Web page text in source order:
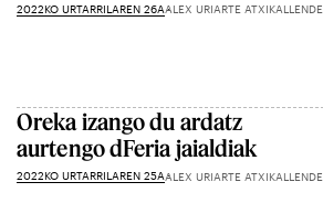
2022KO URTARRILAREN 26AALEX URIARTE ATXIKALLENDE
Oreka izango du ardatz
aurtengo dFeria jaialdiak
2022KO URTARRILAREN 25AALEX URIARTE ATXIKALLENDE